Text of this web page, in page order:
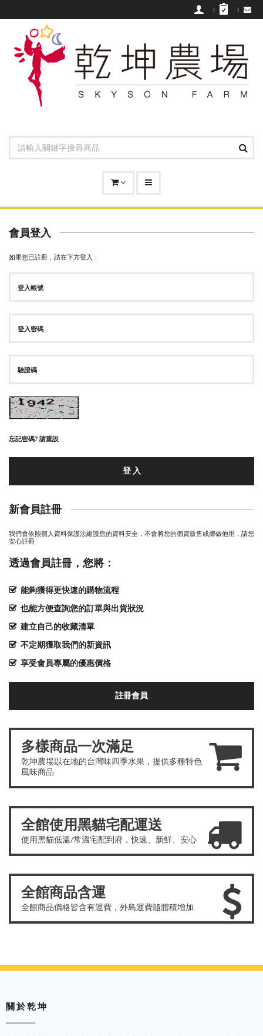
會員登入
如果您已註冊，請在下方登入：
忘記密碼? 請重設
登 入
新會員註冊
我們會依照個人資料保護法維護您的資料安全，不會將您的個資販售或挪做他用，請您
安心註冊
透過會員註冊，您將：
能夠獲得更快速的購物流程
也能方便查詢您的訂單與出貨狀況
建立自己的收藏清單
不定期獲取我們的新資訊
享受會員專屬的優惠價格
註冊會員
多樣商品一次滿足
乾坤農場以在地的台灣味四季水果，提供多種特色
風味商品
全館使用黑貓宅配運送
使用黑貓低溫/常溫宅配到府，快速、新鮮、安心
全館商品含運
全館商品價格皆含有運費，外島運費隨體積增加
關 於 乾 坤